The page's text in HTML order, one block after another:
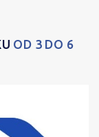
OD 3 DO 6